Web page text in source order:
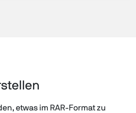
etwas im RAR-Format zu